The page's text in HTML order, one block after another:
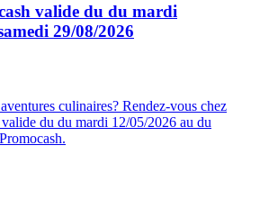
valide du du mardi
29/08/2026
culinaires? Rendez-vous chez
du du mardi 12/05/2026 au du